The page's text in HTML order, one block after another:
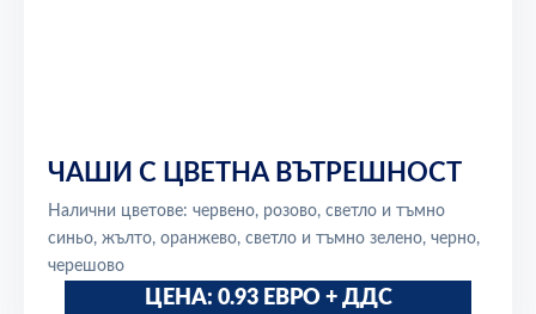
ЧАШИ С ЦВЕТНА ВЪТРЕШНОСТ
Налични цветове: червено, розово, светло и тъмно
синьо, жълто, оранжево, светло и тъмно зелено, черно,
черешово
ЦЕНА: 0.93 ЕВРО + ДДС